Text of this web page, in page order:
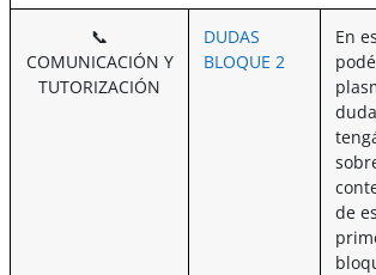
📞
COMUNICACIÓN Y
TUTORIZACIÓN
DUDAS
BLOQUE 2
En
de